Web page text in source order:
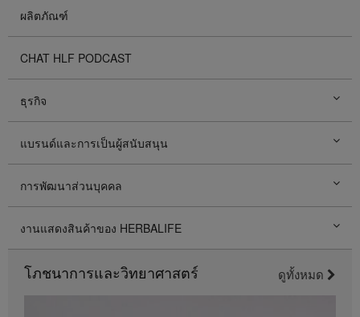
ผลิตภัณฑ์
CHAT HLF PODCAST
ธุรกิจ
แบรนด์และการเป็นผู้สนับสนุน
การพัฒนาส่วนบุคคล
งานแสดงสินค้าของ HERBALIFE
โภชนาการและวิทยาศาสตร์ ดูทั้งหมด